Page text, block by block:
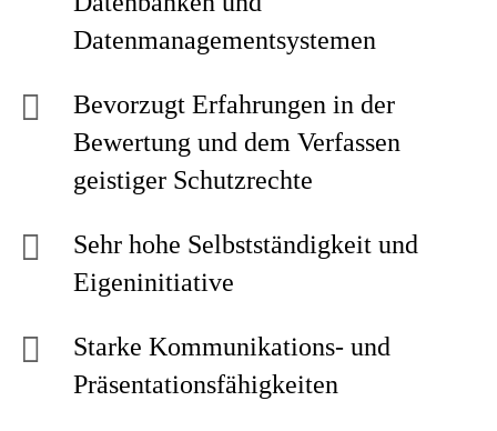
Datenmanagementsystemen
Bevorzugt Erfahrungen in der
Bewertung und dem Verfassen
geistiger Schutzrechte
Sehr hohe Selbstständigkeit und
Eigeninitiative
Starke Kommunikations- und
Präsentationsfähigkeiten